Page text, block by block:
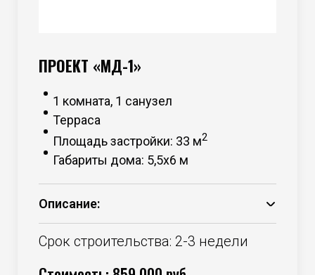
ПРОЕКТ «МД-1»
1 комната, 1 санузел
Терраса
Площадь застройки: 33 м2
Габариты дома: 5,5х6 м
Описание:
Основание – брус 150*50 камерной
сушки;
Утепление – минераловатный
Срок строительства: 2-3 недели